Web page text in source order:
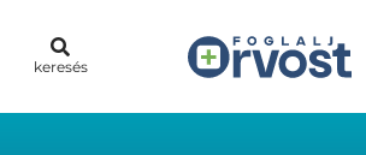
keresés